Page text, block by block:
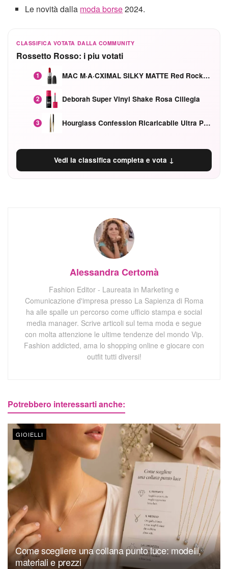
Le novità dalla moda borse2024.
CLASSIFICA VOTATA DALLA COMMUNITY
Rossetto Rosso: i piu votati
1 MAC M·A·CXIMAL SILKY MATTE Red Rock mat
2 Deborah Super Vinyl Shake Rosa Ciliegia
3 Hourglass Confession Ricaricabile Ultra Preciso Ad Alta Intensità Secretly Classic Red
Vedi la classifica completa e vota ↓
Alessandra Certomà
Fashion Editor - Laureata in Marketing e
Comunicazione d'impresa presso La Sapienza di Roma
ha alle spalle un percorso come ufficio stampa e social
media manager. Scrive articoli sul tema moda e segue
con molta attenzione le ultime tendenze del mondo Vip.
Fashion addicted, ama lo shopping online e giocare con
outfit tutti diversi!
Potrebbero interessarti anche:
GIOIELLI
Come scegliere una collana punto luce: modelli,
materiali e prezzi